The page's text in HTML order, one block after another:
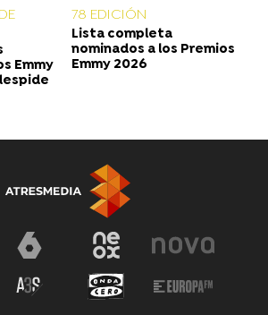
Emmy
78 EDICIÓN
Lista completa
nominados a los Premios
Emmy 2026